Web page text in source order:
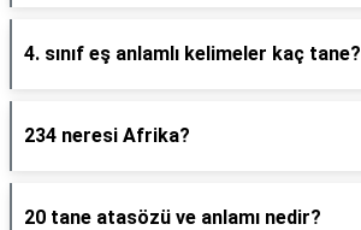
4. sınıf eş anlamlı kelimeler kaç tane?
234 neresi Afrika?
20 tane atasözü ve anlamı nedir?